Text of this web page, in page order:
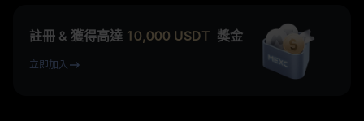
註冊 & 獲得高達 10,000 USDT 獎金
立即加入